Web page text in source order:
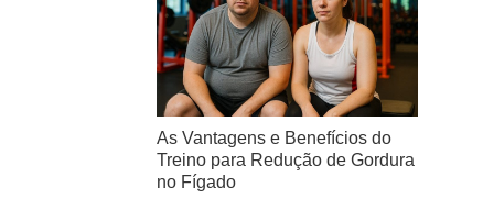
As Vantagens e Benefícios do
Treino para Redução de Gordura
no Fígado